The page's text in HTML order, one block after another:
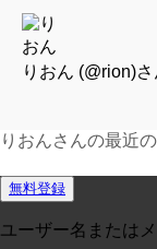
投
りおん (@rion)
りおんさんの最近
無料登録
ユーザー名または